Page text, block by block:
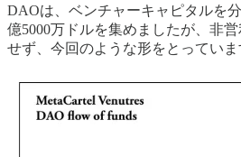
DAOは、ベンチャーキャピタルを
億5000万ドルを集めましたが、非
せず、今回のような形をとっていま